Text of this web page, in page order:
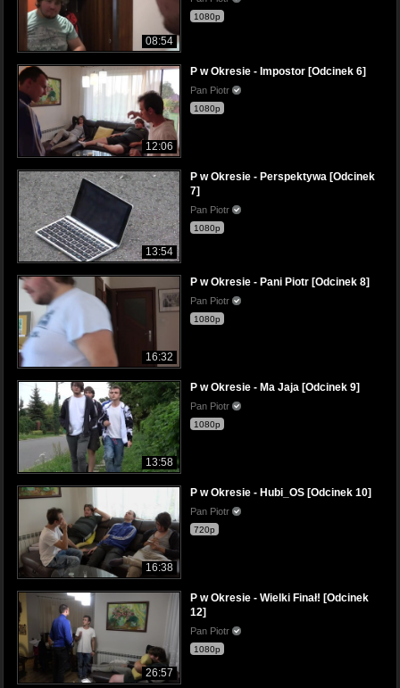
08:54
1080p
12:06
P w Okresie - Impostor [Odcinek 6]
Pan Piotr
1080p
13:54
P w Okresie - Perspektywa [Odcinek
7]
Pan Piotr
1080p
16:32
P w Okresie - Pani Piotr [Odcinek 8]
Pan Piotr
1080p
13:58
P w Okresie - Ma Jaja [Odcinek 9]
Pan Piotr
1080p
16:38
P w Okresie - Hubi_OS [Odcinek 10]
Pan Piotr
720p
26:57
P w Okresie - Wielki Finał! [Odcinek
12]
Pan Piotr
1080p